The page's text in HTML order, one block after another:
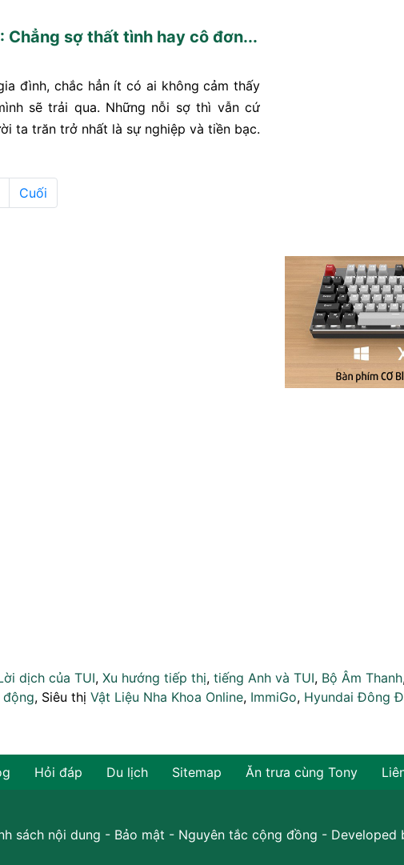
Chẳng sợ thất tình hay cô đơn...
đình, chắc hẳn ít có ai không cảm thấy
sẽ trải qua. Những nỗi sợ thì vẫn cứ
ta trăn trở nhất là sự nghiệp và tiền bạc.
Cuối
dịch của TUI, Xu hướng tiếp thị, tiếng Anh và TUI, Bộ Âm Thanh
động, Siêu thị Vật Liệu Nha Khoa Online, ImmiGo, Hyundai Đông
Hỏi đáp Du lịch Sitemap Ăn trưa cùng Tony
sách nội dung - Bảo mật - Nguyên tắc cộng đồng - Developed